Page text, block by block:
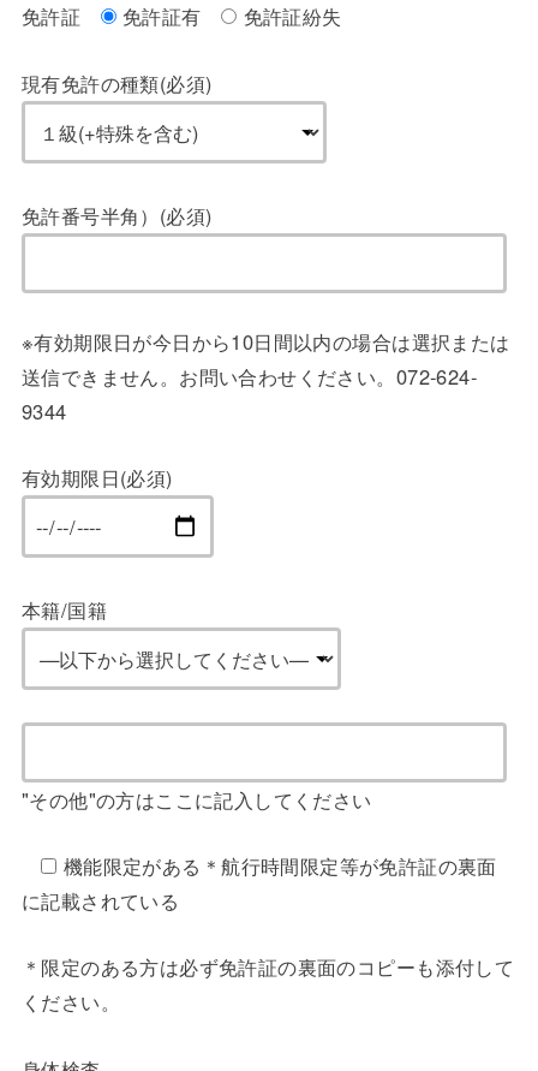
免許証 免許証有 免許証紛失
現有免許の種類(必須)
免許番号半角）(必須)
※有効期限日が今日から10日間以内の場合は選択または
送信できません。お問い合わせください。072-624-
9344
有効期限日(必須)
本籍/国籍
"その他"の方はここに記入してください
機能限定がある ＊航行時間限定等が免許証の裏面
に記載されている
＊限定のある方は必ず免許証の裏面のコピーも添付して
ください。